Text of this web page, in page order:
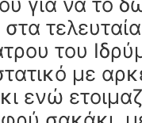
του
με
ενώ